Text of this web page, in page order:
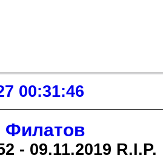
00:31:46
Филатов
- 09.11.2019 R.I.P.